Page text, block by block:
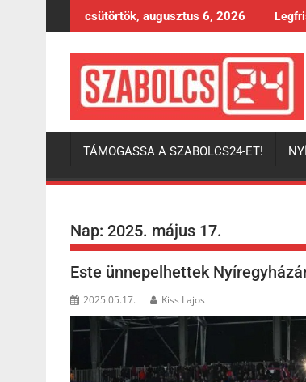
to
csütörtök, augusztus 6, 2026
TÁMOGASSA A SZABOLCS24-ET!
Nap: 2025. május 17.
Este ünnepelhettek
2025.05.17. Kiss Lajos